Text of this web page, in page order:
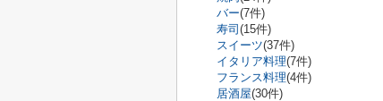
バー(7件)
寿司 (15件)
スイーツ(37件)
イタリア料理(7件)
フランス料理(4件)
居酒屋(30件)